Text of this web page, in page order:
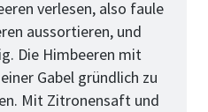
verlesen, also faule
aussortieren, und
Die Himbeeren mit
Gabel gründlich zu
Mit Zitronensaft und